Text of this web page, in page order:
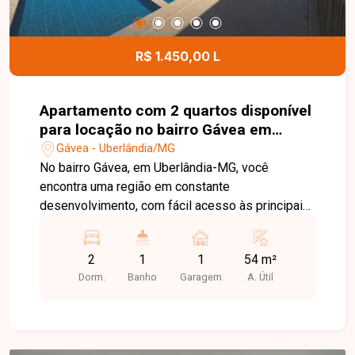
apartamento bem localizado, em condomínio com
estrutura completa e ótimo custo-benefício. Entre
em contato e agende sua visita!
R$ 1.450,00 L
Apartamento com 2 quartos disponível
para locação no bairro Gávea em
Uberlândia-MG
Gávea - Uberlândia/MG
No bairro Gávea, em Uberlândia-MG, você
encontra uma região em constante
desenvolvimento, com fácil acesso às principais
supermercados, escolas, farmácias e diversos
comércios, proporcionando praticidade e
qualidade de vida. Apartamento disponível para
2
Dorm.
1
Banho
1
Garagem
54 m²
A. Útil